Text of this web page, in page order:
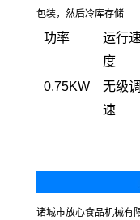
包装，然后冷库存储
功率
运行
度
0.75KW
无级调
速
诸城市放心食品机械有